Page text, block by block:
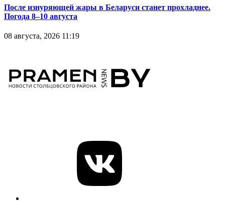
После изнуряющей жары в Беларуси станет прохладнее.
Погода 8–10 августа
08 августа, 2026 11:19